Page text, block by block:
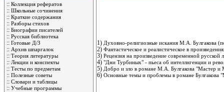
:: Коллекция рефератов
:: Школьные сочинения
:: Краткие содержания
:: Разборы стихов
:: Биографии писателей
:: Русская библиотека
:: Готовые Д/З
:: Архив шпаргалок
:: Теория литературы
:: Лекции и конспекты
:: Тесты по предметам
:: Полезные советы
:: Словари и таблицы
:: Учебные программы
1) Духовно-религиозные искания М.А. Булгакова
2) Фантастическое и реалистическое в
3) Рецензия на произведение современной
4) "Дни Турбиных" - пьеса об интеллигенции и
5) Добро и зло в романе М.А. Булгакова "Мастер и
6) Основные темы и проблемы в романе Булгакова